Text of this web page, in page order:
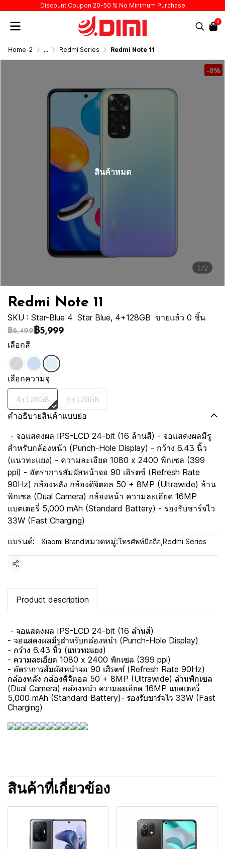
Discount Coupon 20-50 % No Minimum Purchase
0
Home-2 ... Redmi Series Redmi Note 11
1/2
-8%
สินค้าหมด
Redmi Note 11
SKU : Star-Blue 4 Star Blue, 4+128GB ขายแล้ว 0 ชิ้น
฿6,499฿5,999
เลือกสี
เลือกความจุ
4+128GB 6+128GB
คำอธิบายสินค้าแบบย่อ
- จอแสดงผล IPS-LCD 24-bit (16 ล้านสี) - จอแสดงผลมีรู
สำหรับกล้องหน้า (Punch-Hole Display) - กว้าง 6.43 นิ้ว
(แนวทะแยง) - ความละเอียด 1080 x 2400 พิกเซล (399
ppi) - อัตราการสัมผัสหน้าจอ 90 เฮิรตซ์ (Refresh Rate
90Hz) กล้องหลัง กล้องดิจิตอล 50 + 8MP (Ultrawide) ล้าน
พิกเซล (Dual Camera) กล้องหน้า ความละเอียด 16MP
แบตเตอรี่ 5,000 mAh (Standard Battery) - รองรับชาร์จไว
33W (Fast Charging)
แบรนด์: Xiaomi Brandหมวดหมู่:โทรศัพท์มือถือ Redmi Series
แชร์
Product description
- จอแสดงผล IPS-LCD 24-bit (16 ล้านสี)
- จอแสดงผลมีรูสำหรับกล้องหน้า (Punch-Hole Display)
- กว้าง 6.43 นิ้ว (แนวทะแยง)
- ความละเอียด 1080 x 2400 พิกเซล (399 ppi)
- อัตราการสัมผัสหน้าจอ 90 เฮิรตซ์ (Refresh Rate 90Hz)
กล้องหลัง กล้องดิจิตอล 50 + 8MP (Ultrawide) ล้านพิกเซล
(Dual Camera) กล้องหน้า ความละเอียด 16MP แบตเตอรี่
5,000 mAh (Standard Battery)- รองรับชาร์จไว 33W (Fast
Charging)
สินค้าที่เกี่ยวข้อง